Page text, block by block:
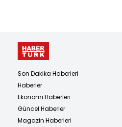
Son Dakika Haberleri
Haberler
Ekonomi Haberleri
Güncel Haberler
Magazin Haberleri